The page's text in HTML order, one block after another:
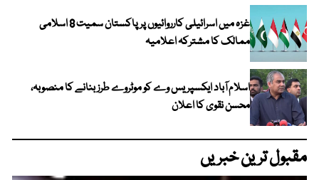
غزہ میں اسرائیلی کارروائیوں پر پاکستان سمیت 8 اسلامی
ممالک کا مشترکہ اعلامیہ
اسلام آباد ایکسپریس وے کو موٹروے طرز بنانے کا منصوبہ،
محسن نقوی کا اعلان
مقبول ترین خبریں